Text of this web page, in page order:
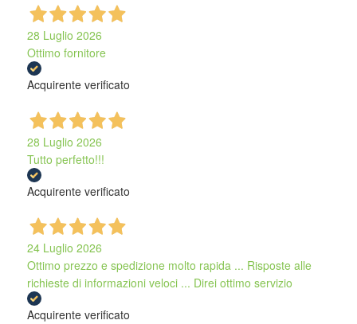
28 Luglio 2026
Ottimo fornitore
Acquirente verificato
28 Luglio 2026
Tutto perfetto!!!
Acquirente verificato
24 Luglio 2026
Ottimo prezzo e spedizione molto rapida ... Risposte alle
richieste di informazioni veloci ... Direi ottimo servizio
Acquirente verificato